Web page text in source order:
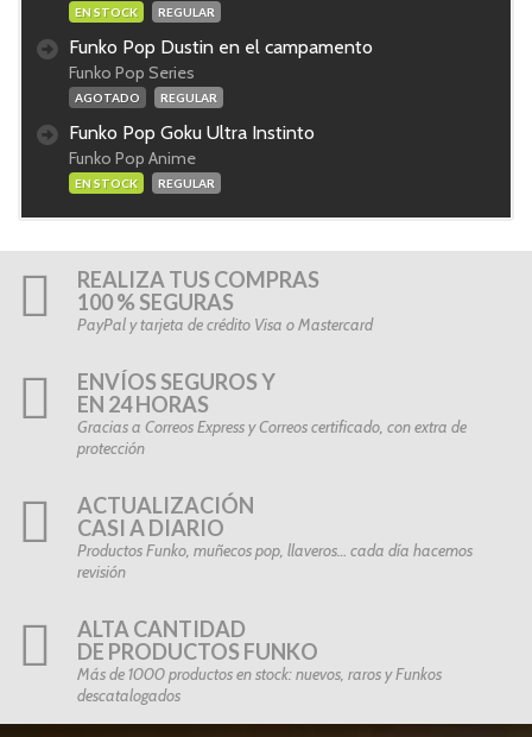
EN STOCK REGULAR
Funko Pop Dustin en el campamento
Funko Pop Series
AGOTADO REGULAR
Funko Pop Goku Ultra Instinto
Funko Pop Anime
EN STOCK REGULAR
REALIZA TUS COMPRAS
100 % SEGURAS
PayPal y tarjeta de crédito Visa o Mastercard
ENVÍOS SEGUROS Y
EN 24 HORAS
Gracias a Correos Express y Correos certificado, con extra de
protección
ACTUALIZACIÓN
CASI A DIARIO
Productos Funko, muñecos pop, llaveros… cada día hacemos
revisión
ALTA CANTIDAD
DE PRODUCTOS FUNKO
Más de 1000 productos en stock: nuevos, raros y Funkos
descatalogados